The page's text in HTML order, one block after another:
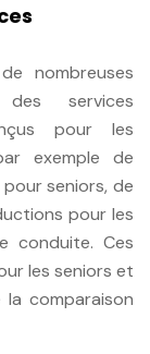
nombreuses
des services
pour les
exemple de
seniors, de
pour les
conduite. Ces
les seniors et
comparaison